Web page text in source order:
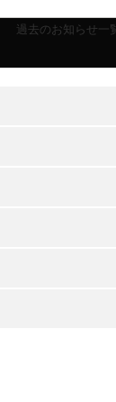
過去のお知らせ一